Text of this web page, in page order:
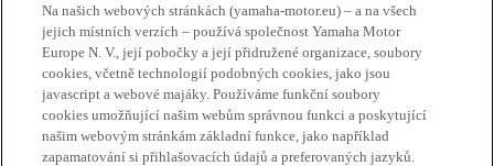
Na našich webových stránkách (yamaha-motor.eu) – a na všech
jejich místních verzích – používá společnost Yamaha Motor
Europe N. V., její pobočky a její přidružené organizace, soubory
cookies, včetně technologií podobných cookies, jako jsou
javascript a webové majáky. Používáme funkční soubory
cookies umožňující našim webům správnou funkci a poskytující
našim webovým stránkám základní funkce, jako například
zapamatování si přihlašovacích údajů a preferovaných jazyků.